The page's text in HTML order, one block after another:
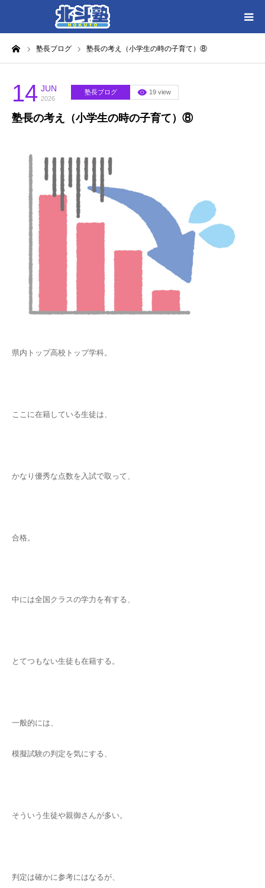
塾長ブログ 塾長の考え（小学生の時の子育て）⑧
14 JUN
2026
塾長ブログ 19 view
塾長の考え（小学生の時の子育て）⑧
県内トップ高校トップ学科。
ここに在籍している生徒は、
かなり優秀な点数を入試で取って、
合格。
中には全国クラスの学力を有する、
とてつもない生徒も在籍する。
一般的には、
模擬試験の判定を気にする、
そういう生徒や親御さんが多い。
判定は確かに参考にはなるが、
HOME
各教室別に記事を見る
北斗塾／教室一覧